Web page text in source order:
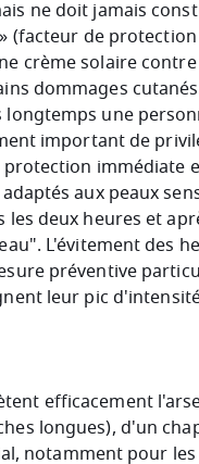
ne doit jamais
(facteur de
crème solaire contre
dommages
longtemps une
important de
immédiate
aux peaux
deux heures et
L'évitement des
préventive
leur pic
efficacement
longues), d'un
notamment pour